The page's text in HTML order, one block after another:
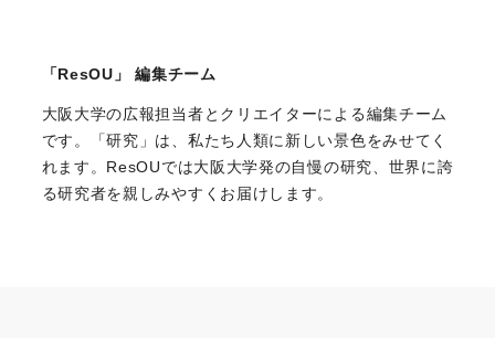
「ResOU」 編集チーム
大阪大学の広報担当者とクリエイターによる編集チーム
です。「研究」は、私たち人類に新しい景色をみせてく
れます。ResOUでは大阪大学発の自慢の研究、世界に誇
る研究者を親しみやすくお届けします。